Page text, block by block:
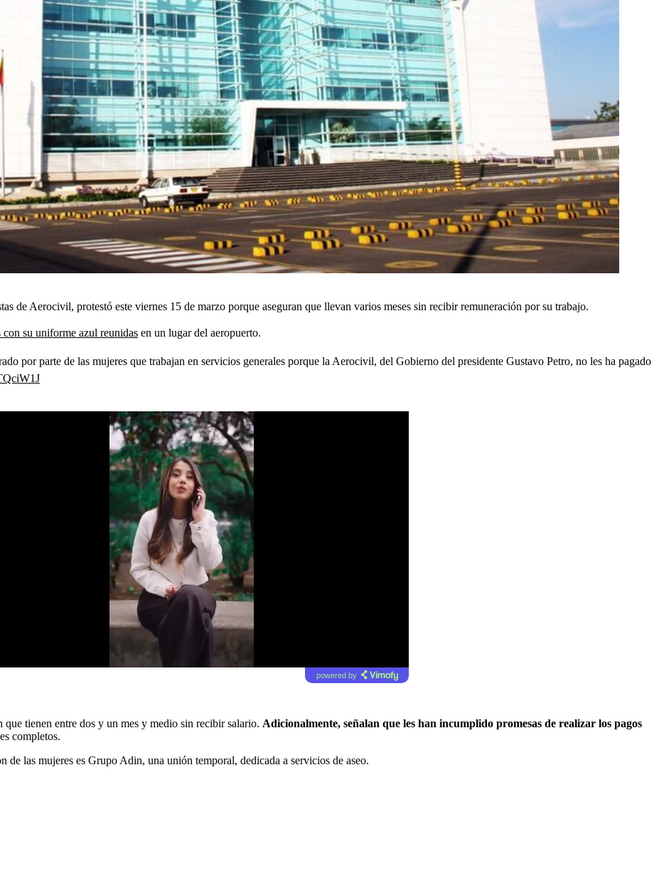
de Aerocivil, protestó este viernes 15 de marzo porque aseguran que llevan varios meses sin recibir remuneración por su trabajo.
con su uniforme azul reunidas en un lugar del aeropuerto.
por parte de las mujeres que trabajan en servicios generales porque la Aerocivil, del Gobierno del presidente Gustavo Petro, no les ha pagado
powered by
que tienen entre dos y un mes y medio sin recibir salario. Adicionalmente, señalan que les han incumplido promesas de realizar los pagos
completos.
de las mujeres es Grupo Adin, una unión temporal, dedicada a servicios de aseo.